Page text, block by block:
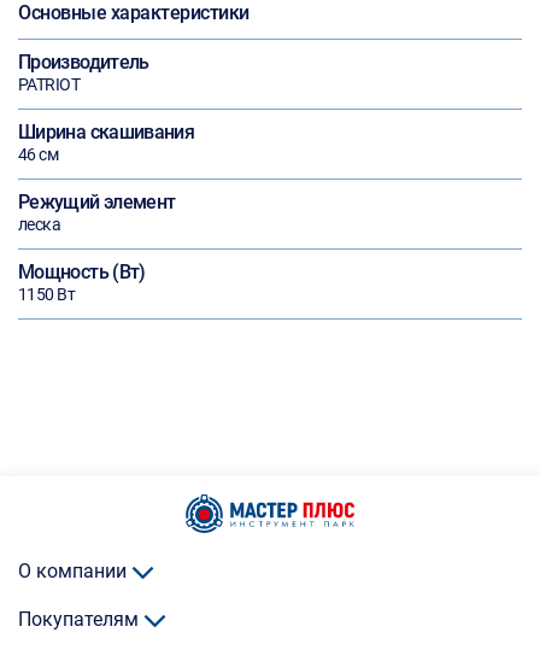
Основные характеристики
Производитель
PATRIOT
Ширина скашивания
46 см
Режущий элемент
леска
Мощность (Вт)
1150 Вт
О компании
Покупателям